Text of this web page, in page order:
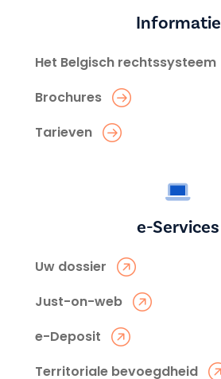
Informatie
Het Belgisch rechtssysteem
Brochures
Tarieven
e-Services
Uw dossier
Just-on-web
e-Deposit
Territoriale bevoegdheid